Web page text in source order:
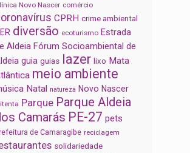
Novo Nascer comércio
CPRH crime ambiental
diversão ecoturismo Estrada
Aldeia Fórum Socioambiental de
guia guias lazer lixo Mata
meio ambiente
Natal natureza Novo Nascer
Parque Parque Aldeia
Camarás PE-27 pets
de Camaragibe reciclagem
solidariedade